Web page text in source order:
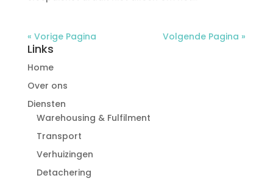
« Vorige Pagina Volgende Pagina »
Links
Home
Over ons
Diensten
Warehousing & Fulfilment
Transport
Verhuizingen
Detachering